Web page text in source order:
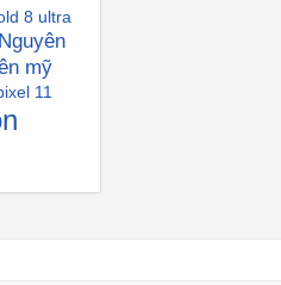
8 ultra
mỹ
11